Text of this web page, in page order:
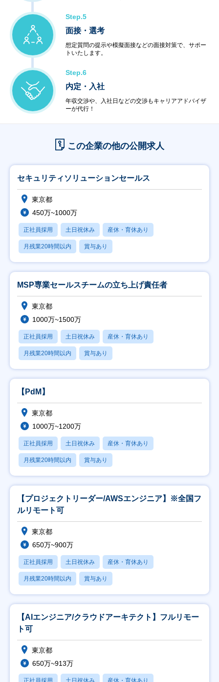
Step.5
面接・選考
想定質問の提示や模擬面接などの面接対策で、サポー
トいたします。
Step.6
内定・入社
年収交渉や、入社日などの交渉もキャリアアドバイザ
ーが代行！
この企業の他の公開求人
セキュリティソリューションセールス
東京都
450万~1000万
正社員採用 土日祝休み 産休・育休あり
月残業20時間以内 賞与あり
MSP専業セールスチームの立ち上げ責任者
東京都
1000万~1500万
正社員採用 土日祝休み 産休・育休あり
月残業20時間以内 賞与あり
【PdM】
東京都
1000万~1200万
正社員採用 土日祝休み 産休・育休あり
月残業20時間以内 賞与あり
【プロジェクトリーダー/AWSエンジニア】※全国フ
ルリモート可
東京都
650万~900万
正社員採用 土日祝休み 産休・育休あり
月残業20時間以内 賞与あり
【AIエンジニア/クラウドアーキテクト】フルリモー
ト可
東京都
650万~913万
正社員採用 土日祝休み 産休・育休あり